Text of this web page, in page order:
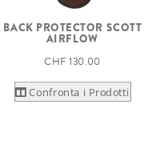
BACK PROTECTOR SCOTT
AIRFLOW
CHF 130.00
Confronta i Prodotti